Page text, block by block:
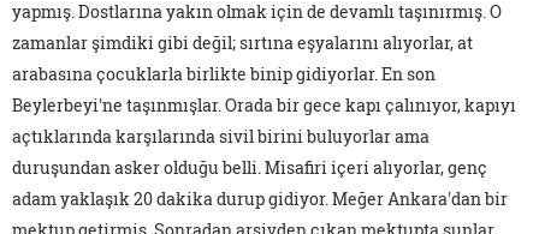
yapmış. Dostlarına yakın olmak için de devamlı taşınırmış. O
zamanlar şimdiki gibi değil; sırtına eşyalarını alıyorlar, at
arabasına çocuklarla birlikte binip gidiyorlar. En son
Beylerbeyi'ne taşınmışlar. Orada bir gece kapı çalınıyor, kapıyı
açtıklarında karşılarında sivil birini buluyorlar ama
duruşundan asker olduğu belli. Misafiri içeri alıyorlar, genç
adam yaklaşık 20 dakika durup gidiyor. Meğer Ankara'dan bir